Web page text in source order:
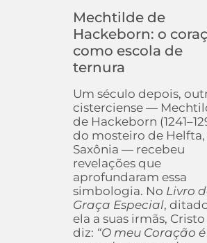
Mechtilde de
Hackeborn: o
como escola de
ternura
Um século depois,
cisterciense —
de Hackeborn
do mosteiro de Helfta,
Saxônia — recebeu
revelações que
aprofundaram essa
simbologia. No Livro
Graça Especial,
ela a suas irmãs,
diz: “O meu Coração